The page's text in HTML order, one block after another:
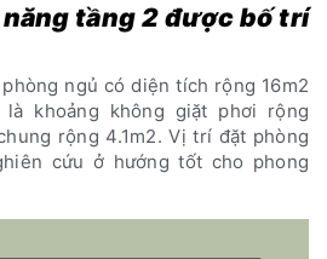
tầng 2 được bố trí
ngủ có diện tích rộng 16m2
là khoảng không giặt phơi rộng
rộng 4.1m2. Vị trí đặt phòng
cứu ở hướng tốt cho phong